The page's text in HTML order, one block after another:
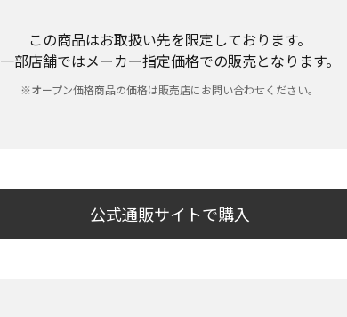
この商品はお取扱い先を限定しております。
一部店舗ではメーカー指定価格での販売となります。
※オープン価格商品の価格は販売店にお問い合わせください。
公式通販サイトで購入